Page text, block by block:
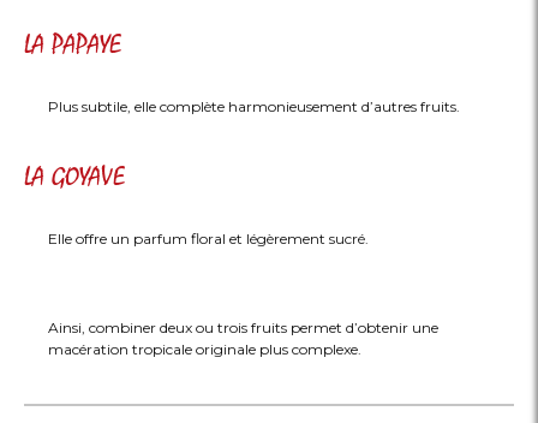
LA PAPAYE
Plus subtile, elle complète harmonieusement d’autres fruits.
LA GOYAVE
Elle offre un parfum floral et légèrement sucré.
Ainsi, combiner deux ou trois fruits permet d’obtenir une
macération tropicale originale plus complexe.